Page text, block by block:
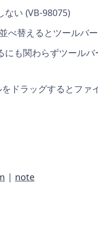
い (VB-98075)
べ替えるとツールバ
も関わらずツール
ドラッグするとファ
| note